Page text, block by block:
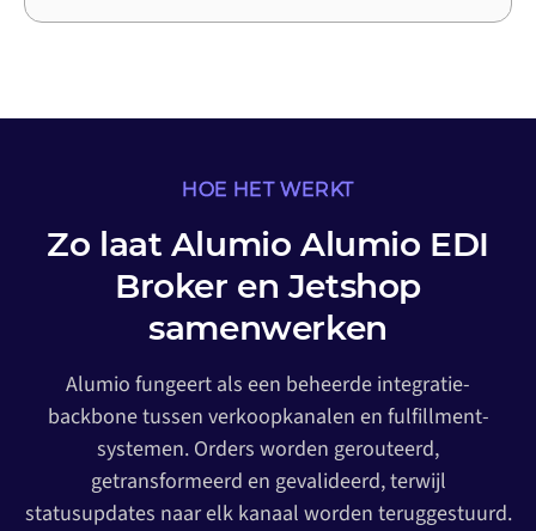
HOE HET WERKT
Zo laat Alumio Alumio EDI
Broker en Jetshop
samenwerken
Alumio fungeert als een beheerde integratie-
backbone tussen verkoopkanalen en fulfillment-
systemen. Orders worden gerouteerd,
getransformeerd en gevalideerd, terwijl
statusupdates naar elk kanaal worden teruggestuurd.